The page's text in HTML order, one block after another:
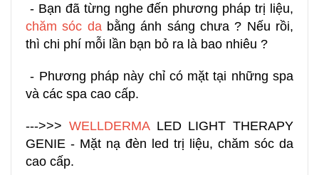
- Bạn đã từng nghe đến phương pháp trị liệu,
chăm sóc da bằng ánh sáng chưa ? Nếu rồi,
thì chi phí mỗi lần bạn bỏ ra là bao nhiêu ?
- Phương pháp này chỉ có mặt tại những spa
và các spa cao cấp.
--->>> WELLDERMALED LIGHT THERAPY
GENIE - Mặt nạ đèn led trị liệu, chăm sóc da
cao cấp.